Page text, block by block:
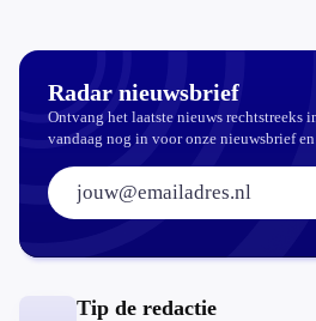
Radar nieuwsbrief
Ontvang het laatste nieuws rechtstreeks
vandaag nog in voor onze nieuwsbrief
E-mailadres:
Tip de redactie